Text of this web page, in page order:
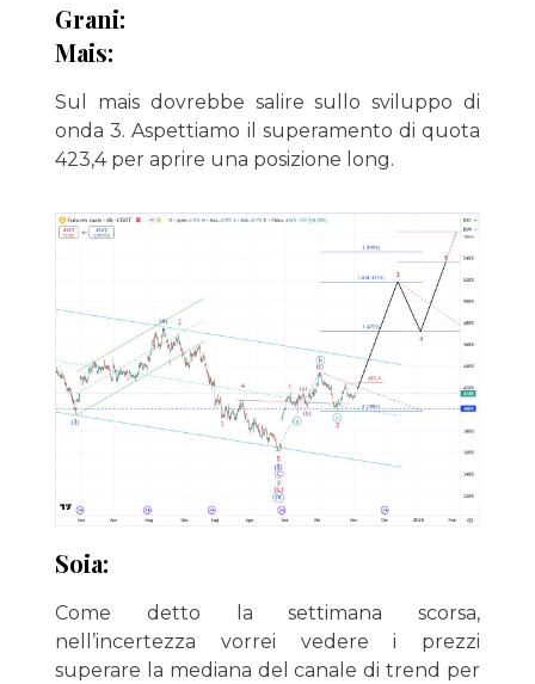
Grani:
Mais:
Sul mais dovrebbe salire sullo sviluppo di
onda 3. Aspettiamo il superamento di quota
423,4 per aprire una posizione long.
Soia:
Come detto la settimana scorsa,
nell’incertezza vorrei vedere i prezzi
superare la mediana del canale di trend per